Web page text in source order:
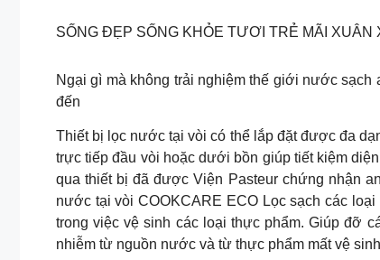
SỐNG ĐẸP SỐNG KHỎE TƯƠI TRẺ MÃI XUÂN
Ngại gì mà không trải nghiệm thế giới nước
đến
Thiết bị lọc nước tại vòi có thể lắp đặt được đa
trực tiếp đầu vòi hoặc dưới bồn giúp tiết kiệm
qua thiết bị đã được Viện Pasteur chứng nhận
nước tại vòi COOKCARE ECO Lọc sạch các
trong việc vệ sinh các loại thực phẩm. Giúp đỡ
nhiễm từ nguồn nước và từ thực phẩm mất vệ